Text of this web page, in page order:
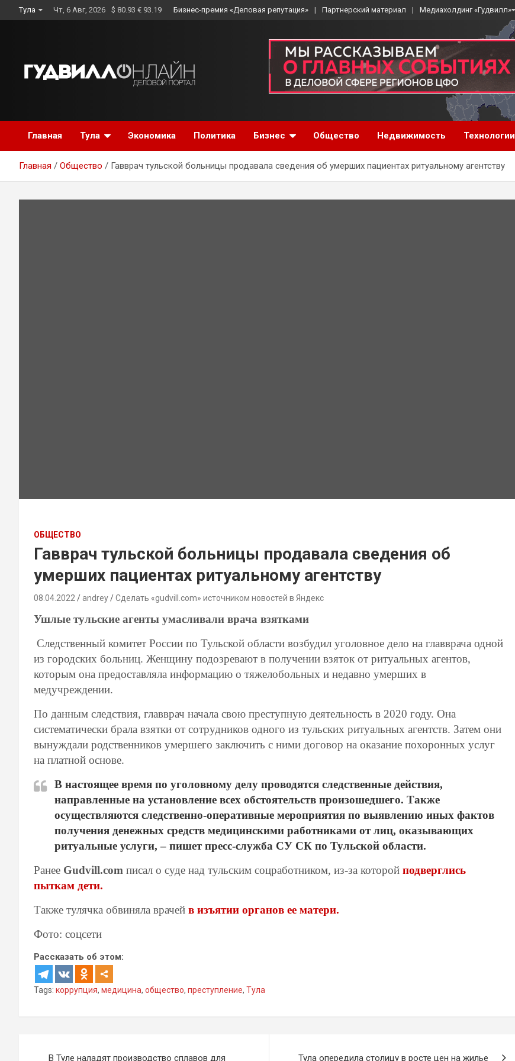
to
Тула Чт, 6 Авг, 2026 $ 80.93 € 93.19 Бизнес-премия «Деловая репутация» Партнерский материал Медиахолдинг «Гудвилл»
Главная Тула Экономика Политика Бизнес Общество Недвижимость Технологии
Главная Общество Гавврач тульской больницы продавала сведения об умерших пациентах ритуальному агентству
ОБЩЕСТВО
Гавврач тульской больницы продавала сведения об
умерших пациентах ритуальному агентству
08.04.2022 andrey Сделать «gudvill.com» источником новостей в Яндекс
Ушлые тульские агенты умасливали врача взятками
Следственный комитет России по Тульской области возбудил уголовное дело на главврача одной
из городских больниц. Женщину подозревают в получении взяток от ритуальных агентов,
которым она предоставляла информацию о тяжелобольных и недавно умерших в
медучреждении.
По данным следствия, главврач начала свою преступную деятельность в 2020 году. Она
систематически брала взятки от сотрудников одного из тульских ритуальных агентств. Затем они
вынуждали родственников умершего заключить с ними договор на оказание похоронных услуг
на платной основе.
В настоящее время по уголовному делу проводятся следственные действия,
направленные на установление всех обстоятельств произошедшего. Также
осуществляются следственно-оперативные мероприятия по выявлению иных фактов
получения денежных средств медицинскими работниками от лиц, оказывающих
ритуальные услуги, – пишет пресс-служба СУ СК по Тульской области.
Ранее Gudvill.com писал о суде над тульским соцработником, из-за которой подверглись
пыткам дети.
Также тулячка обвиняла врачей в изъятии органов ее матери.
Фото: соцсети
Рассказать об этом:
Tags: коррупция, медицина, общество, преступление, Тула
В Туле наладят производство сплавов для
Тула опередила столицу в росте цен на жилье